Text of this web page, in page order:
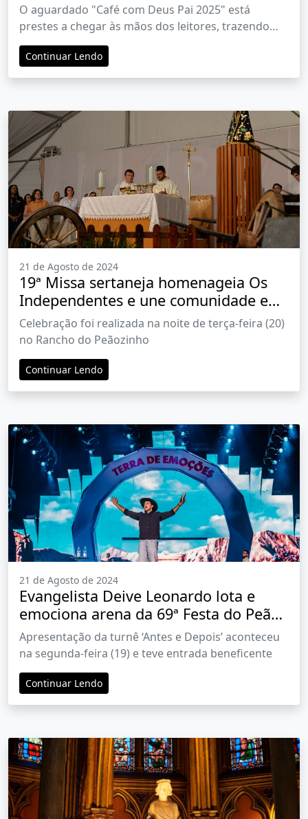
setembro
O aguardado "Café com Deus Pai 2025" está
prestes a chegar às mãos dos leitores, trazendo
uma edição totalmente reformulada, com 365
novas mensagens diárias que prometem continuar
inspirando e transformando vidas.
Continuar Lendo
21 de Agosto de 2024
19ª Missa sertaneja homenageia Os
Independentes e une comunidade em
oração na 69ª Festa do Peão de
Barretos
Celebração foi realizada na noite de terça-feira (20)
no Rancho do Peãozinho
Continuar Lendo
21 de Agosto de 2024
Evangelista Deive Leonardo lota e
emociona arena da 69ª Festa do Peão
de Barretos
Apresentação da turnê ‘Antes e Depois’ aconteceu
na segunda-feira (19) e teve entrada beneficente
Continuar Lendo